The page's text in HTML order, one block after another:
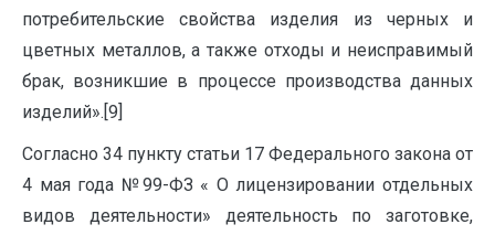
потребительские свойства изделия из черных и
цветных металлов, а также отходы и неисправимый
брак, возникшие в процессе производства данных
изделий».[9]
Согласно 34 пункту статьи 17 Федерального закона от
4 мая года №99-ФЗ « О лицензировании отдельных
видов деятельности» деятельность по заготовке,